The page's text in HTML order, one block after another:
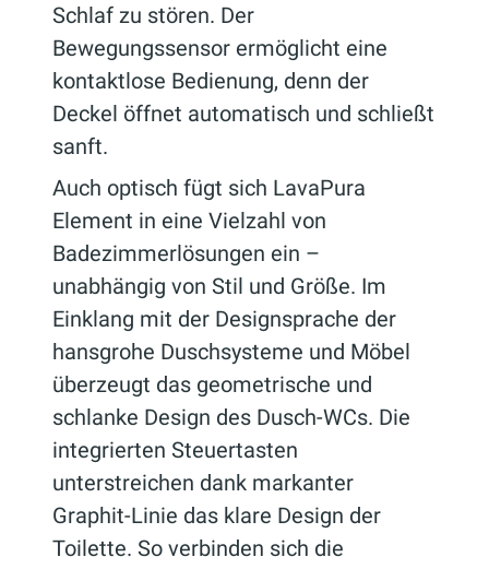
Schlaf zu stören. Der
Bewegungssensor ermöglicht eine
kontaktlose Bedienung, denn der
Deckel öffnet automatisch und schließt
sanft.
Auch optisch fügt sich LavaPura
Element in eine Vielzahl von
Badezimmerlösungen ein –
unabhängig von Stil und Größe. Im
Einklang mit der Designsprache der
hansgrohe Duschsysteme und Möbel
überzeugt das geometrische und
schlanke Design des Dusch-WCs. Die
integrierten Steuertasten
unterstreichen dank markanter
Graphit-Linie das klare Design der
Toilette. So verbinden sich die